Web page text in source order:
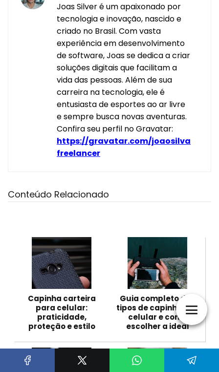
Joas Silver é um apaixonado por
tecnologia e inovação, nascido e
criado no Brasil. Com vasta
experiência em desenvolvimento
de software, Joas se dedica a criar
soluções digitais que facilitam a
vida das pessoas. Além de sua
carreira na tecnologia, ele é
entusiasta de esportes ao ar livre
e sempre busca novas aventuras.
Confira seu perfil no Gravatar:
https://gravatar.com/joaosilva
freelancer
Conteúdo Relacionado
Capinha carteira
para celular:
praticidade,
proteção e estilo
Guia completo dos
tipos de capinhas de
celular e como
escolher a ideal